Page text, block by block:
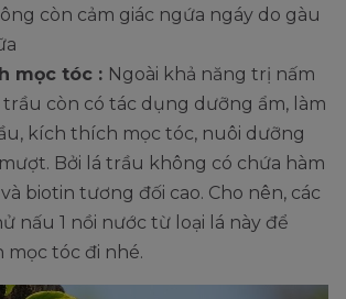
còn cảm giác ngứa ngáy do gàu
mọc tóc : Ngoài khả năng trị nấm
trầu còn có tác dụng dưỡng ẩm, làm
kích thích mọc tóc, nuôi dưỡng
Bởi lá trầu không có chứa hàm
biotin tương đối cao. Cho nên, các
nấu 1 nồi nước từ loại lá này để
mọc tóc đi nhé.